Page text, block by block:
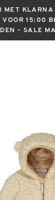
MET
VOOR 15:00
- SALE